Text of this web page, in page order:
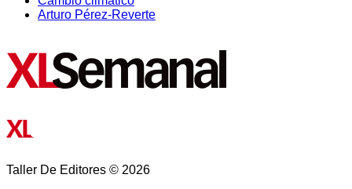
Arturo Pérez-Reverte
Taller De Editores © 2026